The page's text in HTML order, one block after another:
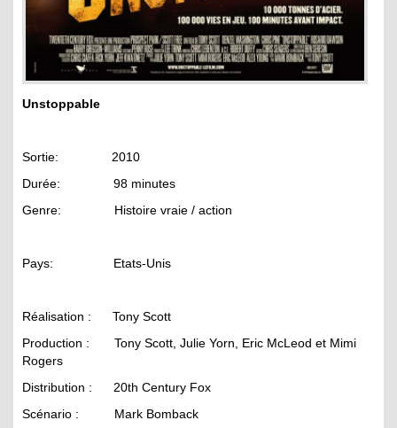
Unstoppable
Sortie: 2010
Durée: 98 minutes
Genre: Histoire vraie / action
Pays: Etats-Unis
Réalisation : Tony Scott
Production : Tony Scott, Julie Yorn, Eric McLeod et Mimi
Rogers
Distribution : 20th Century Fox
Scénario : Mark Bomback